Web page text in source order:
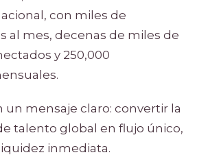
con miles de
al mes, decenas de miles de
y 250,000
un mensaje claro: convertir la
talento global en flujo único,
inmediata.